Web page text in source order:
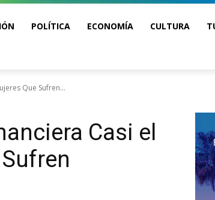
POLÍTICA ECONOMÍA CULTURA
Que Sufren...
Casi el